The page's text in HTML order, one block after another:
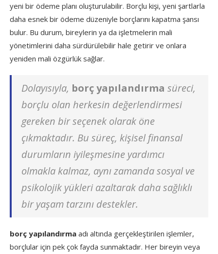
yeni bir ödeme planı oluşturulabilir. Borçlu kişi, yeni şartlarla
daha esnek bir ödeme düzeniyle borçlarını kapatma şansı
bulur. Bu durum, bireylerin ya da işletmelerin mali
yönetimlerini daha sürdürülebilir hale getirir ve onlara
yeniden mali özgürlük sağlar.
Dolayısıyla, borç yapılandırma süreci,
borçlu olan herkesin değerlendirmesi
gereken bir seçenek olarak öne
çıkmaktadır. Bu süreç, kişisel finansal
durumların iyileşmesine yardımcı
olmakla kalmaz, aynı zamanda sosyal ve
psikolojik yükleri azaltarak daha sağlıklı
bir yaşam tarzını destekler.
borç yapılandırma adı altında gerçekleştirilen işlemler,
borçlular için pek çok fayda sunmaktadır. Her bireyin veya